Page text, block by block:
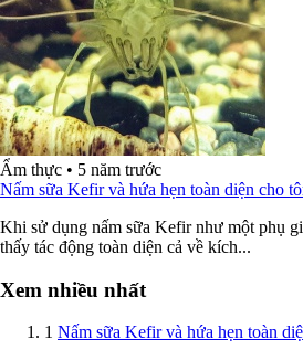
Ẩm thực • 5 năm trước
Nấm sữa Kefir và hứa hẹn toàn diện cho
Khi sử dụng nấm sữa Kefir như một phụ
thấy tác động toàn diện cả về kích...
Xem nhiều nhất
1 Nấm sữa Kefir và hứa hẹn toàn